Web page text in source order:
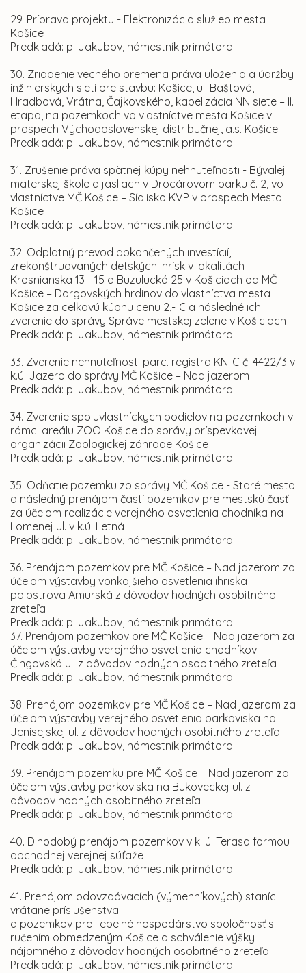
29. Príprava projektu - Elektronizácia služieb mesta
Košice
Predkladá: p. Jakubov, námestník primátora
30. Zriadenie vecného bremena práva uloženia a údržby
inžinierskych sietí pre stavbu: Košice, ul. Baštová,
Hradbová, Vrátna, Čajkovského, kabelizácia NN siete – II.
etapa, na pozemkoch vo vlastníctve mesta Košice v
prospech Východoslovenskej distribučnej, a.s. Košice
Predkladá: p. Jakubov, námestník primátora
31. Zrušenie práva spätnej kúpy nehnuteľnosti - Bývalej
materskej škole a jasliach v Drocárovom parku č. 2, vo
vlastníctve MČ Košice – Sídlisko KVP v prospech Mesta
Košice
Predkladá: p. Jakubov, námestník primátora
32. Odplatný prevod dokončených investícií,
zrekonštruovaných detských ihrísk v lokalitách
Krosnianska 13 - 15 a Buzulucká 25 v Košiciach od MČ
Košice – Dargovských hrdinov do vlastníctva mesta
Košice za celkovú kúpnu cenu 2,- € a následné ich
zverenie do správy Správe mestskej zelene v Košiciach
Predkladá: p. Jakubov, námestník primátora
33. Zverenie nehnuteľnosti parc. registra KN-C č. 4422/3 v
k.ú. Jazero do správy MČ Košice – Nad jazerom
Predkladá: p. Jakubov, námestník primátora
34. Zverenie spoluvlastníckych podielov na pozemkoch v
rámci areálu ZOO Košice do správy príspevkovej
organizácii Zoologickej záhrade Košice
Predkladá: p. Jakubov, námestník primátora
35. Odňatie pozemku zo správy MČ Košice - Staré mesto
a následný prenájom častí pozemkov pre mestskú časť
za účelom realizácie verejného osvetlenia chodníka na
Lomenej ul. v k.ú. Letná
Predkladá: p. Jakubov, námestník primátora
36. Prenájom pozemkov pre MČ Košice – Nad jazerom za
účelom výstavby vonkajšieho osvetlenia ihriska
polostrova Amurská z dôvodov hodných osobitného
zreteľa
Predkladá: p. Jakubov, námestník primátora
37. Prenájom pozemkov pre MČ Košice – Nad jazerom za
účelom výstavby verejného osvetlenia chodníkov
Čingovská ul. z dôvodov hodných osobitného zreteľa
Predkladá: p. Jakubov, námestník primátora
38. Prenájom pozemkov pre MČ Košice – Nad jazerom za
účelom výstavby verejného osvetlenia parkoviska na
Jenisejskej ul. z dôvodov hodných osobitného zreteľa
Predkladá: p. Jakubov, námestník primátora
39. Prenájom pozemku pre MČ Košice – Nad jazerom za
účelom výstavby parkoviska na Bukoveckej ul. z
dôvodov hodných osobitného zreteľa
Predkladá: p. Jakubov, námestník primátora
40. Dlhodobý prenájom pozemkov v k. ú. Terasa formou
obchodnej verejnej súťaže
Predkladá: p. Jakubov, námestník primátora
41. Prenájom odovzdávacích (výmenníkových) staníc
vrátane príslušenstva
a pozemkov pre Tepelné hospodárstvo spoločnosť s
ručením obmedzeným Košice a schválenie výšky
nájomného z dôvodov hodných osobitného zreteľa
Predkladá: p. Jakubov, námestník primátora